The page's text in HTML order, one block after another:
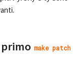
make patch